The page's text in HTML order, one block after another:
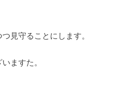
見守ることにします。
ますた。